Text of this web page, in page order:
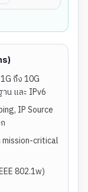
ถึง 10G
น และ IPv6
IP Source
critical
802.1w)